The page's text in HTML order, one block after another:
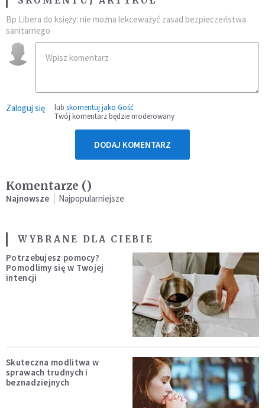
Bp Libera do księży: nie można lekceważyć zasad bezpieczeństwa
sanitarnego
Zaloguj się lub skomentuj jako Gość
Twój komentarz będzie moderowany
DODAJ KOMENTARZ
Komentarze ()
Najnowsze Najpopularniejsze
WYBRANE DLA CIEBIE
Potrzebujesz pomocy?
Pomodlimy się w Twojej
intencji
Skuteczna modlitwa w
sprawach trudnych i
beznadziejnych